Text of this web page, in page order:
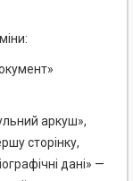
аркуш»,
сторінку,
дані» —